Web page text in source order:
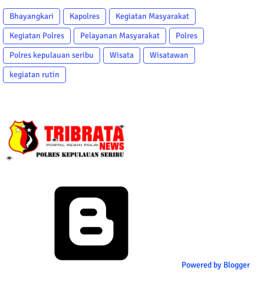
Bhayangkari Kapolres
Kegiatan Masyarakat
Kegiatan Polres
Pelayanan Masyarakat
Polres
Polres kepulauan seribu
Wisata
Wisatawan
kegiatan rutin
Powered by Blogger